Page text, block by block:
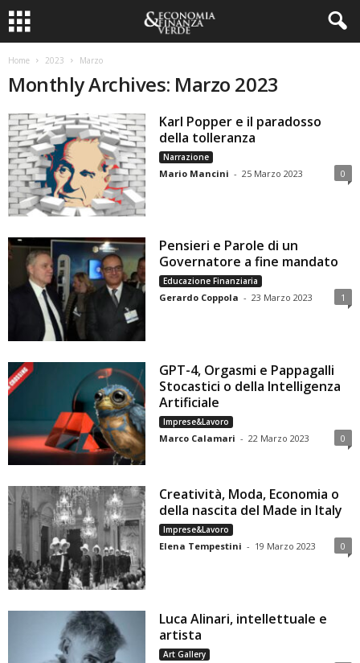
Home 2023 Marzo
Monthly Archives: Marzo 2023
Karl Popper e il paradosso
della tolleranza
Narrazione
Mario Mancini - 25 Marzo 2023 0
Pensieri e Parole di un
Governatore a fine mandato
Educazione Finanziaria
Gerardo Coppola - 23 Marzo 2023 1
GPT-4, Orgasmi e Pappagalli
Stocastici o della Intelligenza
Artificiale
Imprese&Lavoro
Marco Calamari - 22 Marzo 2023 0
Creatività, Moda, Economia o
della nascita del Made in Italy
Imprese&Lavoro
Elena Tempestini - 19 Marzo 2023 0
Luca Alinari, intellettuale e
artista
Art Gallery